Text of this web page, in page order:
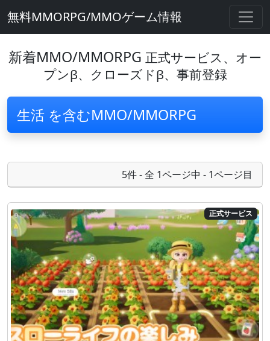
無料MMORPG/MMOゲーム情報
新着MMO/MMORPG 正式サービス、オー
プンβ、クローズドβ、事前登録
生活 を含むMMO/MMORPG
5件 - 全 1ページ中 - 1ページ目
正式サービス